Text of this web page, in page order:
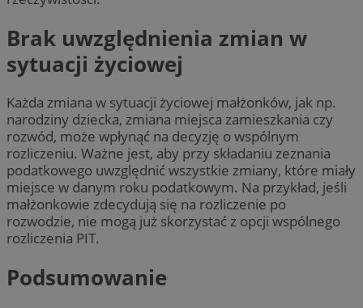
Brak uwzględnienia zmian w
sytuacji życiowej
Każda zmiana w sytuacji życiowej małżonków, jak np.
narodziny dziecka, zmiana miejsca zamieszkania czy
rozwód, może wpłynąć na decyzję o wspólnym
rozliczeniu. Ważne jest, aby przy składaniu zeznania
podatkowego uwzględnić wszystkie zmiany, które miały
miejsce w danym roku podatkowym. Na przykład, jeśli
małżonkowie zdecydują się na rozliczenie po
rozwodzie, nie mogą już skorzystać z opcji wspólnego
rozliczenia PIT.
Podsumowanie